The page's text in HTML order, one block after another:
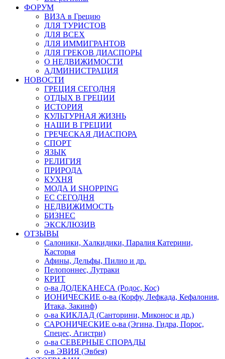
ФОРУМ
ВИЗА в Грецию
ДЛЯ ТУРИСТОВ
ДЛЯ ВСЕХ
ДЛЯ ИММИГРАНТОВ
ДЛЯ ГРЕКОВ ДИАСПОРЫ
О НЕДВИЖИМОСТИ
АДМИНИСТРАЦИЯ
НОВОСТИ
ГРЕЦИЯ СЕГОДНЯ
ОТДЫХ В ГРЕЦИИ
ИСТОРИЯ
КУЛЬТУРНАЯ ЖИЗНЬ
НАШИ В ГРЕЦИИ
ГРЕЧЕСКАЯ ДИАСПОРА
СПОРТ
ЯЗЫК
РЕЛИГИЯ
ПРИРОДА
КУХНЯ
МОДА И SHOPPING
ЕС СЕГОДНЯ
НЕДВИЖИМОСТЬ
БИЗНЕС
ЭКСКЛЮЗИВ
ОТЗЫВЫ
Салоники, Халкидики, Паралия Катерини,
Касторья
Афины, Дельфы, Пилио и др.
Пелопоннес, Лутраки
КРИТ
о-ва ДОДЕКАНЕСА (Родос, Кос)
ИОНИЧЕСКИЕ о-ва (Корфу, Лефкада, Кефалония,
Итака, Закинф)
о-ва КИКЛАД (Санторини, Миконос и др.)
САРОНИЧЕСКИЕ о-ва (Эгина, Гидра, Порос,
Спецес, Агистри)
о-ва СЕВЕРНЫЕ СПОРАДЫ
о-в ЭВИЯ (Эвбея)